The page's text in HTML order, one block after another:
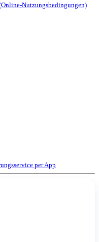
Nutzungsbedingungen)
per App